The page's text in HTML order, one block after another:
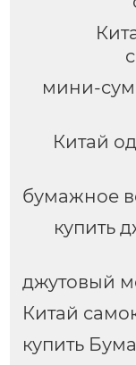
мини-
Китай
бумажное
купить
джутовый
Китай
купить